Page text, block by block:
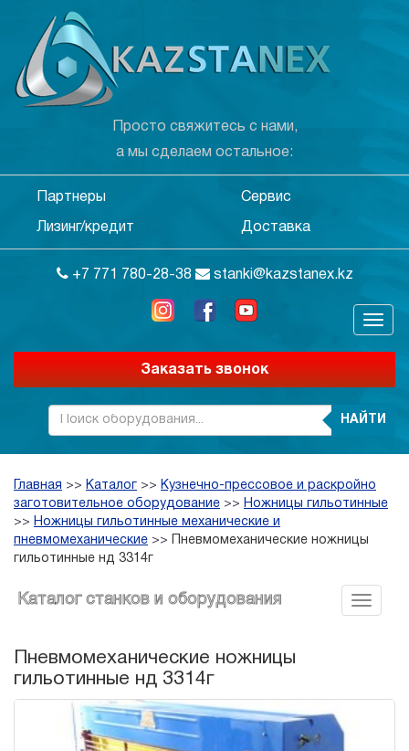
Просто свяжитесь с нами,
а мы сделаем остальное:
Партнеры Сервис
Лизинг/кредит Доставка
+7 771 780-28-38 stanki@kazstanex.kz
Заказать звонок
НАЙТИ
Главная >> Каталог >> Кузнечно-прессовое и раскройно
заготовительное оборудование >> Ножницы гильотинные
>> Ножницы гильотинные механические и
пневмомеханические >>
Пневмомеханические ножницы
гильотинные нд 3314г
Каталог станков и оборудования
Пневмомеханические ножницы
гильотинные нд 3314г